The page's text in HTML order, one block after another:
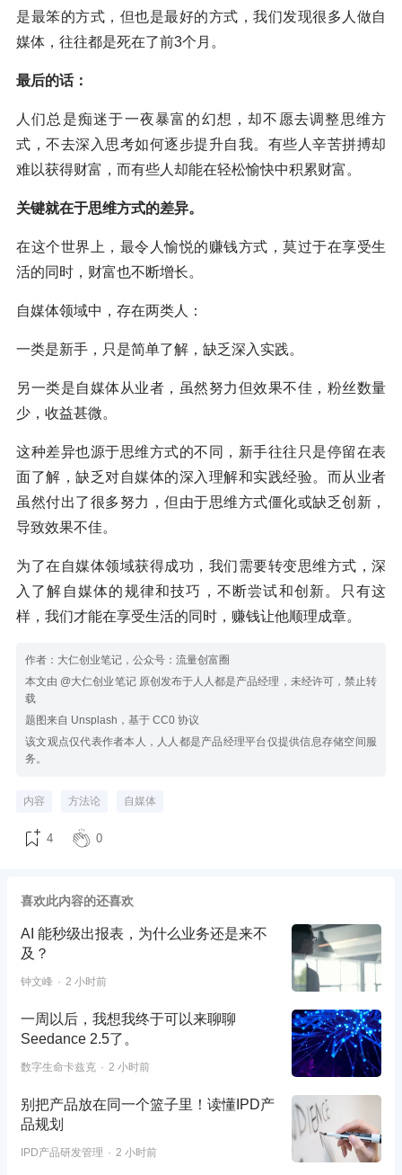
是最笨的方式，但也是最好的方式，我们发现很多人做自
媒体，往往都是死在了前3个月。
最后的话：
人们总是痴迷于一夜暴富的幻想，却不愿去调整思维方
式，不去深入思考如何逐步提升自我。有些人辛苦拼搏却
难以获得财富，而有些人却能在轻松愉快中积累财富。
关键就在于思维方式的差异。
在这个世界上，最令人愉悦的赚钱方式，莫过于在享受生
活的同时，财富也不断增长。
自媒体领域中，存在两类人：
一类是新手，只是简单了解，缺乏深入实践。
另一类是自媒体从业者，虽然努力但效果不佳，粉丝数量
少，收益甚微。
这种差异也源于思维方式的不同，新手往往只是停留在表
面了解，缺乏对自媒体的深入理解和实践经验。而从业者
虽然付出了很多努力，但由于思维方式僵化或缺乏创新，
导致效果不佳。
为了在自媒体领域获得成功，我们需要转变思维方式，深
入了解自媒体的规律和技巧，不断尝试和创新。只有这
样，我们才能在享受生活的同时，赚钱让他顺理成章。
作者：大仁创业笔记，公众号：流量创富圈
本文由 @大仁创业笔记 原创发布于人人都是产品经理，未经许可，禁止转
载
题图来自 Unsplash，基于 CC0 协议
该文观点仅代表作者本人，人人都是产品经理平台仅提供信息存储空间服
务。
内容 方法论 自媒体
4 0
喜欢此内容的还喜欢
AI 能秒级出报表，为什么业务还是来不
及？
钟文峰 2 小时前
一周以后，我想我终于可以来聊聊
Seedance 2.5了。
数字生命卡兹克 2 小时前
别把产品放在同一个篮子里！读懂IPD产
品规划
IPD产品研发管理 2 小时前